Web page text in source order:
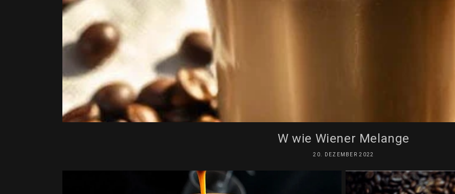
W wie Wiener Melange
20. DEZEMBER 2022